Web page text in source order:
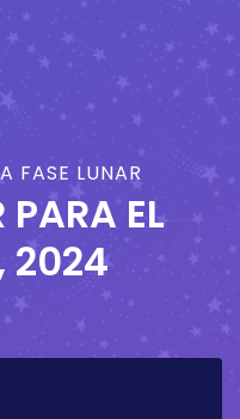
FASE LUNAR
PARA EL
2024